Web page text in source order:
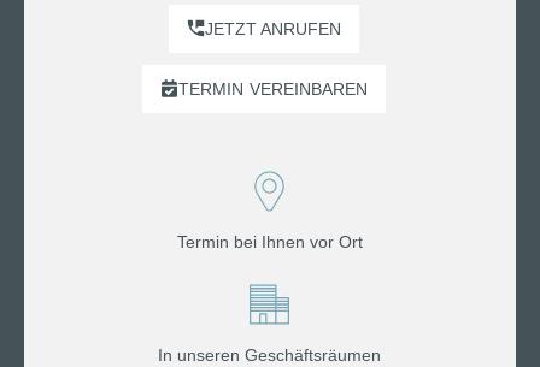
JETZT ANRUFEN
TERMIN VEREINBAREN
Termin bei Ihnen vor Ort
In unseren Geschäftsräumen